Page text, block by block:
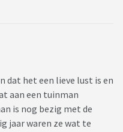
dat het een lieve lust is en
aan een tuinman
is nog bezig met de
jaar waren ze wat te